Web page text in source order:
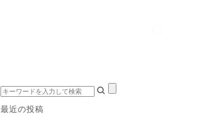
最近の投稿